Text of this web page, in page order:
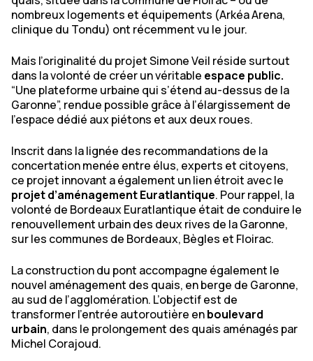
nombreux logements et équipements (Arkéa Arena,
clinique du Tondu) ont récemment vu le jour.
Mais l’originalité du projet Simone Veil réside surtout
dans la volonté de créer un véritable espace public.
“Une plateforme urbaine qui s’étend au-dessus de la
Garonne”, rendue possible grâce à l’élargissement de
l’espace dédié aux piétons et aux deux roues.
Inscrit dans la lignée des recommandations de la
concertation menée entre élus, experts et citoyens,
ce projet innovant a également un lien étroit avec le
projet d’aménagement Euratlantique. Pour rappel, la
volonté de Bordeaux Euratlantique était de conduire le
renouvellement urbain des deux rives de la Garonne,
sur les communes de Bordeaux, Bègles et Floirac.
La construction du pont accompagne également le
nouvel aménagement des quais, en berge de Garonne,
au sud de l’agglomération. L’objectif est de
transformer l’entrée autoroutière enboulevard
urbain, dans le prolongement des quais aménagés par
Michel Corajoud.